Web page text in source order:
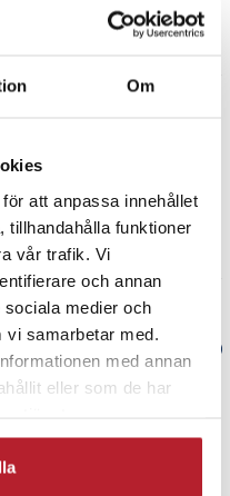
Om
att anpassa innehållet
tillhandahålla funktioner
vår trafik. Vi
och annan
medier och
samarbetar med.
med annan
eller som de har
den är smart och riktigt
Verified by Trustvoice